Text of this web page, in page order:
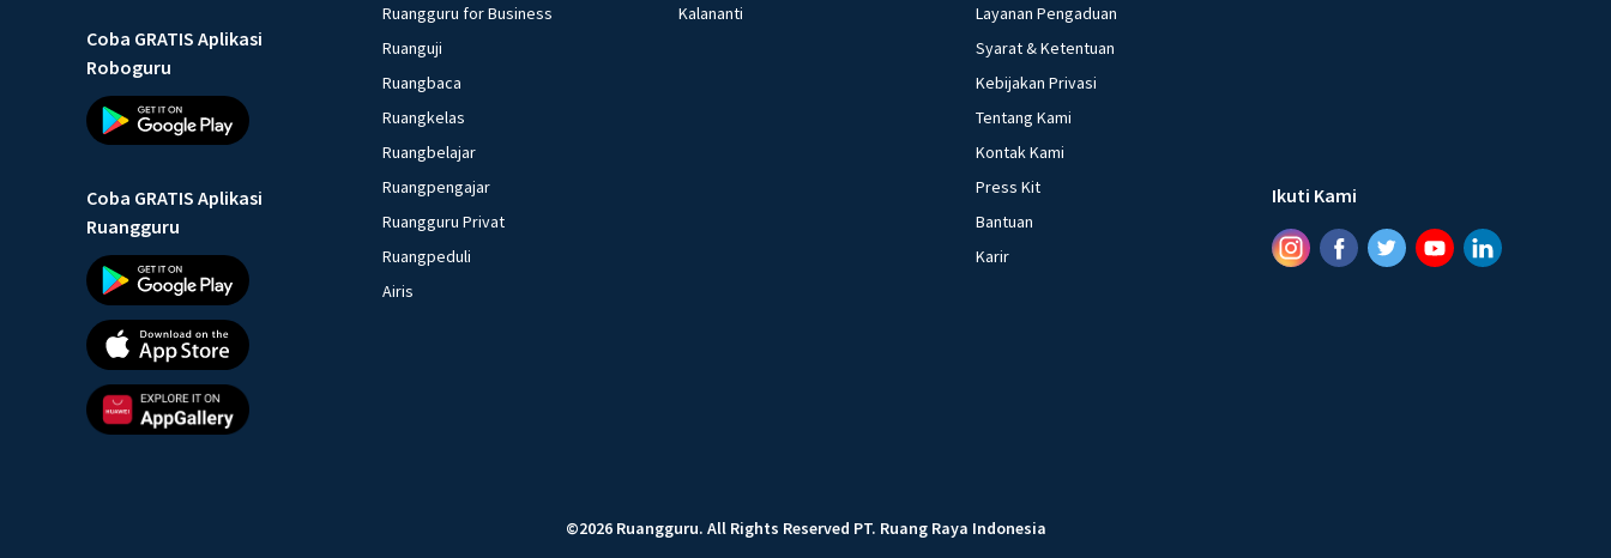
Coba GRATIS Aplikasi
Roboguru
Coba GRATIS Aplikasi
Ruangguru
Ruangguru for Business
Ruanguji
Ruangbaca
Ruangkelas
Ruangbelajar
Ruangpengajar
Ruangguru Privat
Ruangpeduli
Airis
Kalananti
Layanan Pengaduan
Syarat & Ketentuan
Kebijakan Privasi
Tentang Kami
Kontak Kami
Press Kit
Bantuan
Karir
Ikuti Kami
©2026 Ruangguru. All Rights Reserved PT. Ruang Raya Indonesia